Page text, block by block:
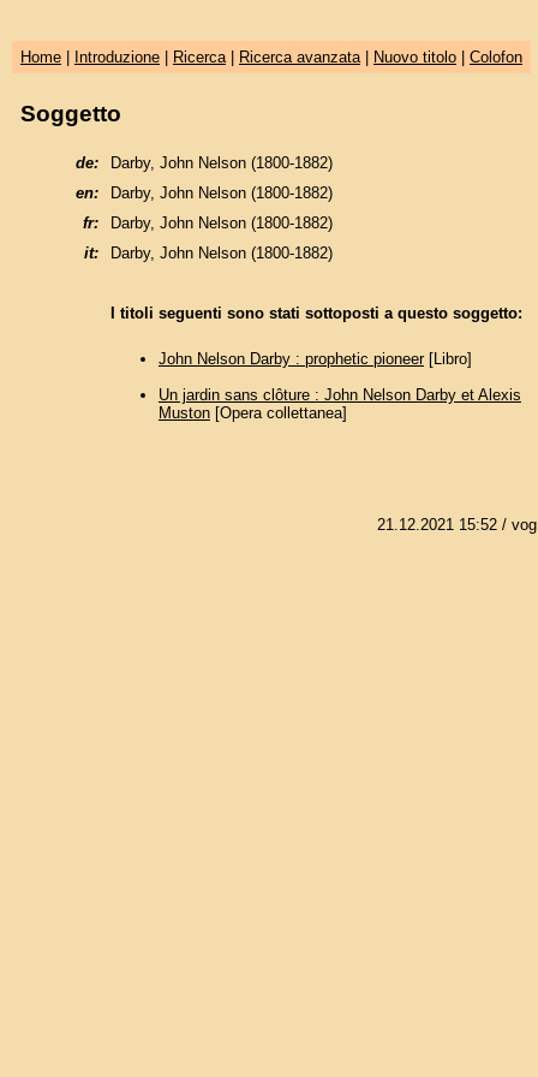
Home| Introduzione| Ricerca| Ricerca avanzata| Nuovo titolo| Colofon
Soggetto
de:
Darby, John Nelson (1800-1882)
en:
Darby, John Nelson (1800-1882)
fr:
Darby, John Nelson (1800-1882)
it:
Darby, John Nelson (1800-1882)
I titoli seguenti sono stati sottoposti a questo soggetto:
John Nelson Darby : prophetic pioneer[Libro]
Un jardin sans clôture : John Nelson Darby et Alexis
Muston[Opera collettanea]
21.12.2021 15:52/ vog